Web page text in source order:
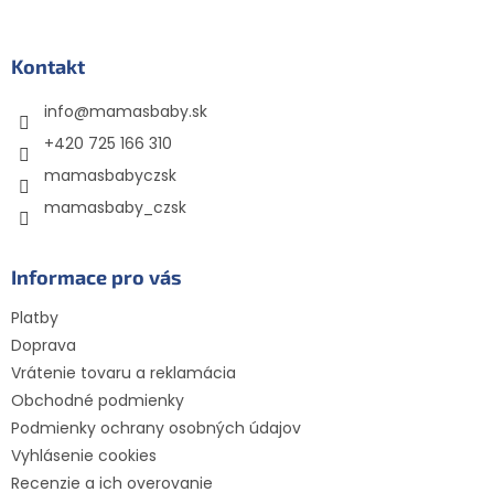
Kontakt
info@mamasbaby.sk
+420 725 166 310
mamasbabyczsk
mamasbaby_czsk
Informace pro vás
Platby
Doprava
Vrátenie tovaru a reklamácia
Obchodné podmienky
Podmienky ochrany osobných údajov
Vyhlásenie cookies
Recenzie a ich overovanie